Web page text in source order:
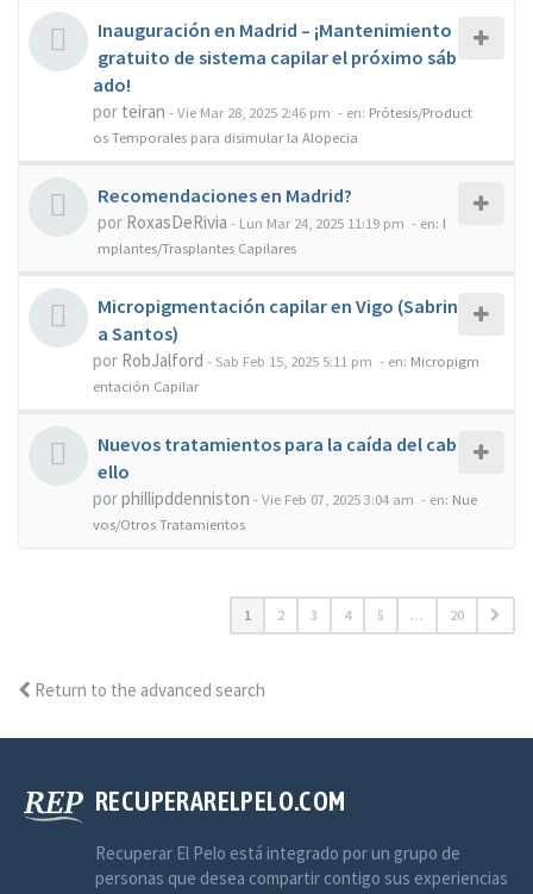
Inauguración en Madrid – ¡Mantenimiento
gratuito de sistema capilar el próximo sáb
ado!
por teiran -Vie Mar 28, 2025 2:46 pm - en: Prótesis/Product
os Temporales para disimular la Alopecia
Recomendaciones en Madrid?
por RoxasDeRivia - Lun Mar 24, 2025 11:19 pm - en: I
mplantes/Trasplantes Capilares
Micropigmentación capilar en Vigo (Sabrin
a Santos)
por RobJalford - Sab Feb 15, 2025 5:11 pm - en: Micropigm
entación Capilar
Nuevos tratamientos para la caída del cab
ello
porphillipddenniston -Vie Feb 07, 2025 3:04 am - en: Nue
vos/Otros Tratamientos
1 2 3 4 5 … 20
Return to the advanced search
RECUPERARELPELO.COM
Recuperar El Pelo está integrado por un grupo de
personas que desea compartir contigo sus experiencias